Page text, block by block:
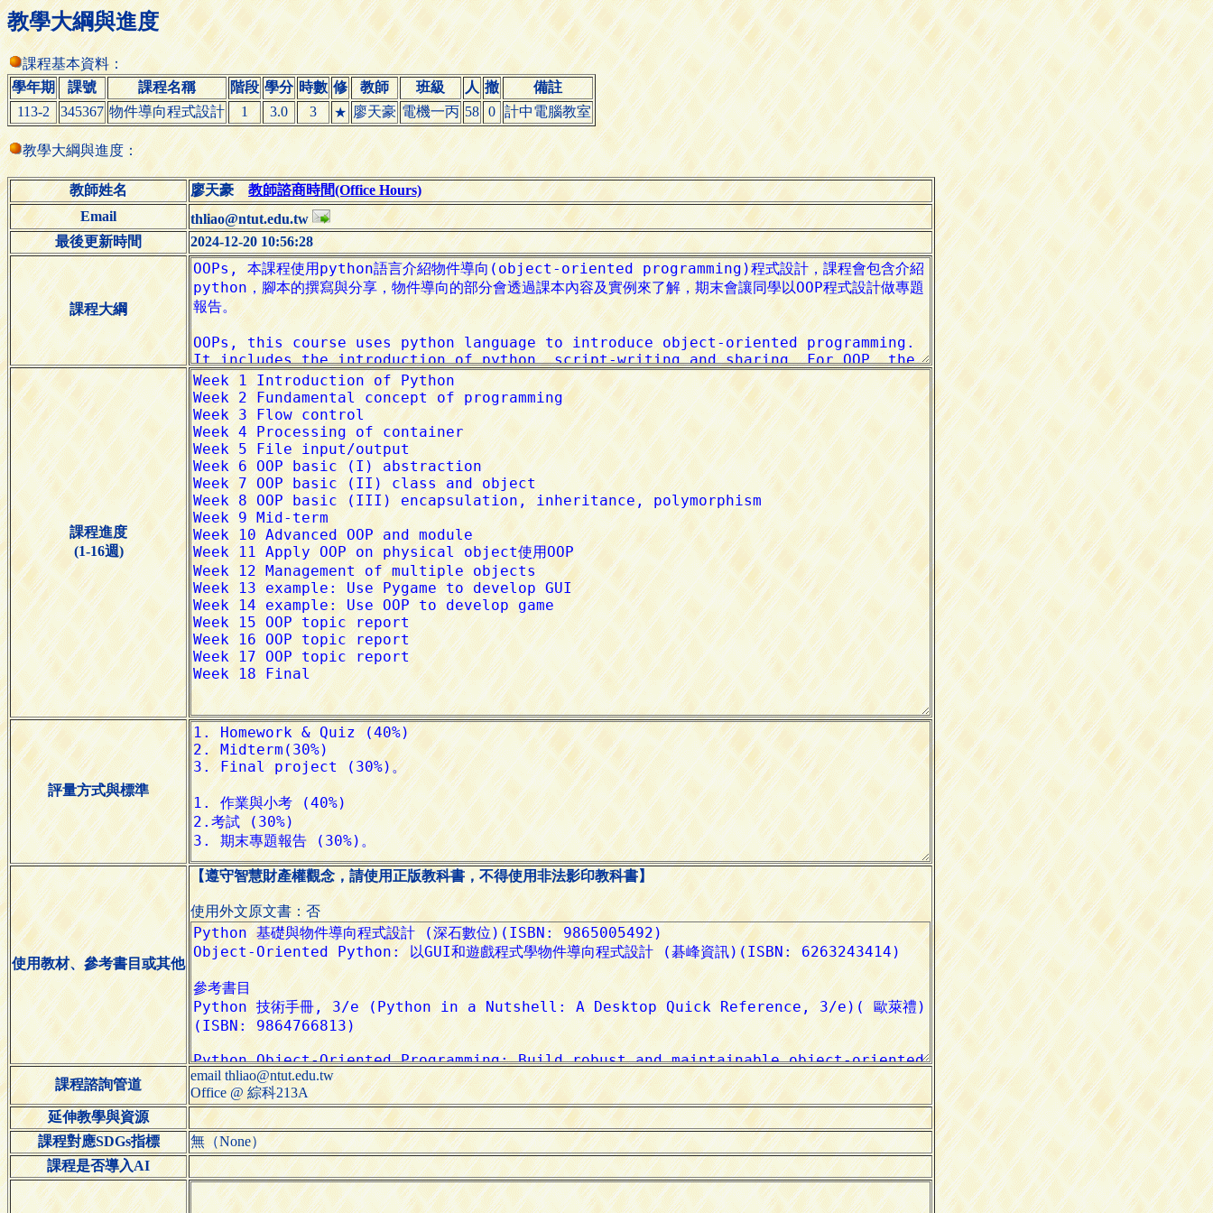
教學大綱與進度
課程基本資料：
學年期
課號 課程名稱 階段 學分 時數 修 教師 班級 人 撤
備註
113-2
345367 物件導向程式設計 1 3.0 3 ★ 廖天豪 電機一丙 58 0 計中電腦教室
教學大綱與進度：
教師姓名 廖天豪 教師諮商時間(Office Hours)
Email
thliao@ntut.edu.tw
最後更新時間
2024-12-20 10:56:28
課程大綱
課程進度
(1-16週)
評量方式與標準
使用教材、參考書目或其他
【遵守智慧財產權觀念，請使用正版教科書，不得使用非法影印教科書】
使用外文原文書：否
課程諮詢管道
email thliao@ntut.edu.tw
Office @ 綜科213A
延伸教學與資源
課程對應SDGs指標
無（None）
課程是否導入AI